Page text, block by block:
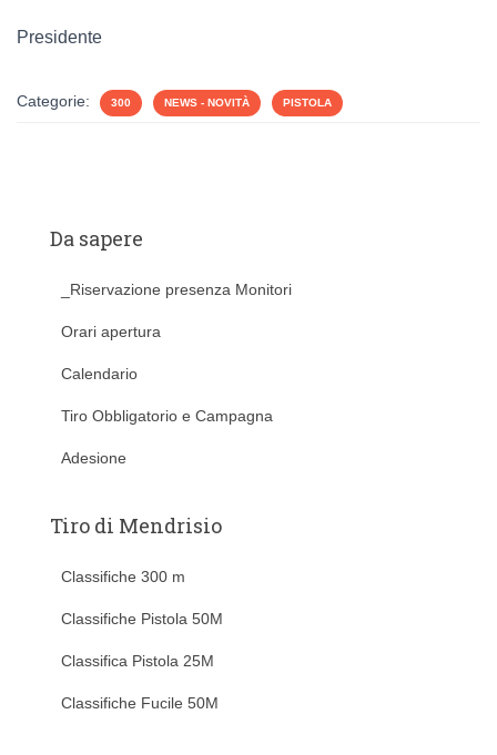
Presidente
Categorie: 300 NEWS - NOVITÀ PISTOLA
Da sapere
_Riservazione presenza Monitori
Orari apertura
Calendario
Tiro Obbligatorio e Campagna
Adesione
Tiro di Mendrisio
Classifiche 300 m
Classifiche Pistola 50M
Classifica Pistola 25M
Classifiche Fucile 50M